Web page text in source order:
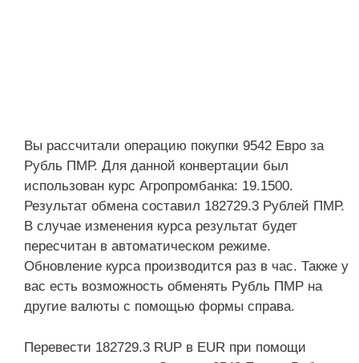
Вы рассчитали операцию покупки 9542 Евро за
Рубль ПМР. Для данной конвертации был
использован курс Агропромбанка: 19.1500.
Результат обмена составил 182729.3 Рублей ПМР.
В случае изменения курса результат будет
пересчитан в автоматическом режиме.
Обновление курса производится раз в час. Также у
вас есть возможность обменять Рубль ПМР на
другие валюты с помощью формы справа.
Перевести 182729.3 RUP в EUR при помощи